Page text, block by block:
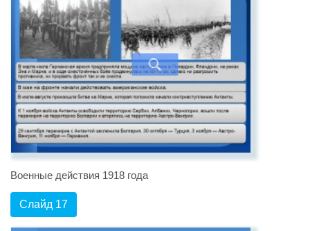
Военные действия 1918 года
Слайд 17